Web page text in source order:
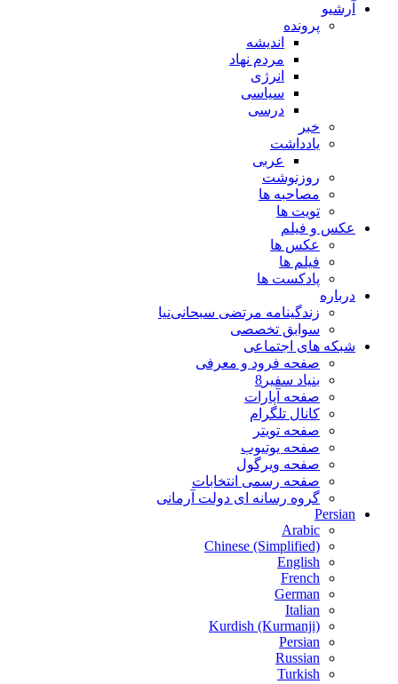
آرشیو
پرونده
اندیشه
مردم نهاد
انرژی
سیاسی
درسی
خبر
یادداشت
عربی
روزنوشت
مصاحبه ها
تویت ها
عکس و فیلم
عکس ها
فیلم ها
پادکست ها
درباره
زندگینامه مرتضی سبحانی‌نیا
سوابق تخصصی
شبکه های اجتماعی
صفحه فرود و معرفی
بنیاد سفیر8
صفحه آپارات
کانال تلگرام
صفحه تویتر
صفحه یوتیوب
صفحه ویرگول
صفحه رسمی انتخابات
گروه رسانه ای دولت آرمانی
Persian
Arabic
Chinese (Simplified)
English
French
German
Italian
Kurdish (Kurmanji)
Persian
Russian
Turkish